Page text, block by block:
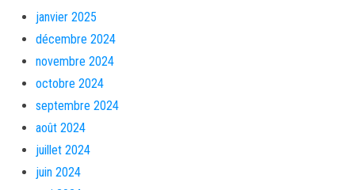
janvier 2025
décembre 2024
novembre 2024
octobre 2024
septembre 2024
août 2024
juillet 2024
juin 2024